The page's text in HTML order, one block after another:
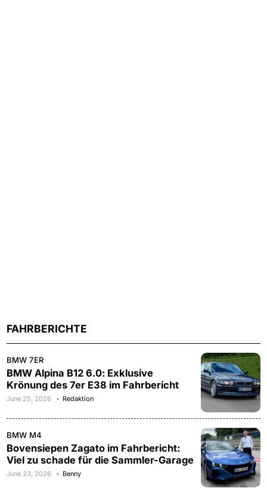
FAHRBERICHTE
BMW 7ER
BMW Alpina B12 6.0: Exklusive
Krönung des 7er E38 im Fahrbericht
June 25, 2026 Redaktion
BMW M4
Bovensiepen Zagato im Fahrbericht:
Viel zu schade für die Sammler-Garage
June 23, 2026 Benny